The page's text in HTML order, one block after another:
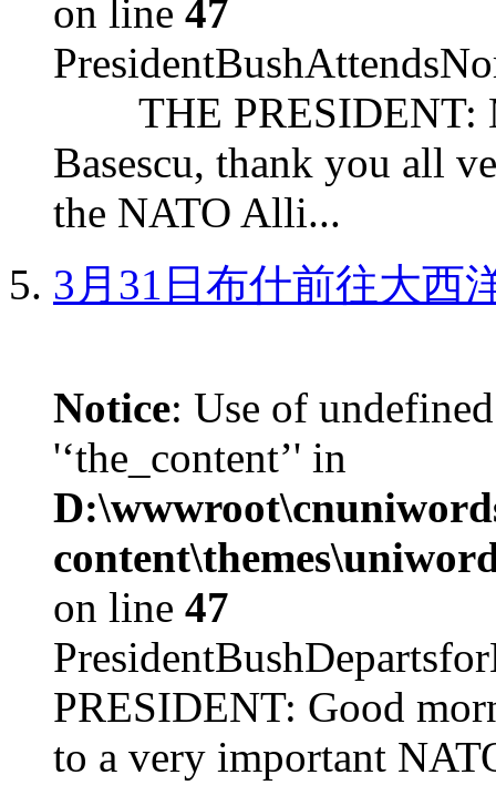
on line 47
THE PRESIDENT:
Basescu, thank you all
the NATO Alli...
3月31日布什前往大西
Notice: Use of
'‘the_content’' in
on line 47
PRESIDENT: Good
to a very important